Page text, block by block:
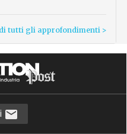
tutti gli approfondimenti >